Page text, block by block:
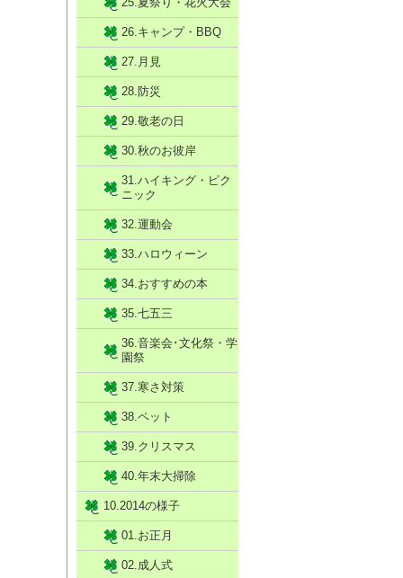
26.キャンプ・BBQ
27.月見
28.防災
29.敬老の日
30.秋のお彼岸
31.ハイキング・ピク
ニック
32.運動会
33.ハロウィーン
34.おすすめの本
35.七五三
36.音楽会･文化祭・学
園祭
37.寒さ対策
38.ペット
39.クリスマス
40.年末大掃除
10.2014の様子
01.お正月
02.成人式